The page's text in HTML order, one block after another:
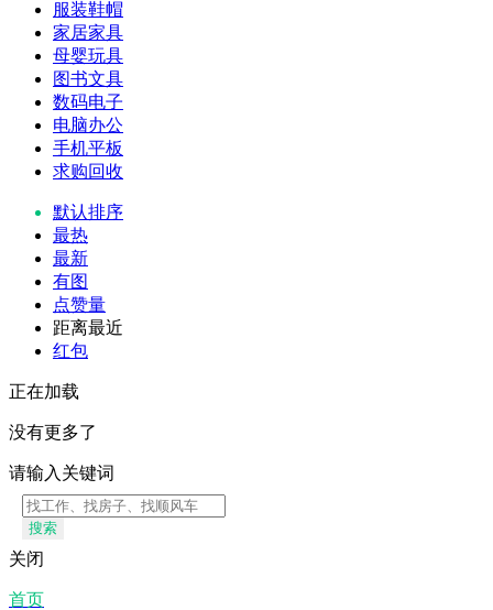
服装鞋帽
家居家具
母婴玩具
图书文具
数码电子
电脑办公
手机平板
求购回收
默认排序
最热
最新
有图
点赞量
距离最近
红包
正在加载
没有更多了
请输入关键词
搜索
关闭
首页